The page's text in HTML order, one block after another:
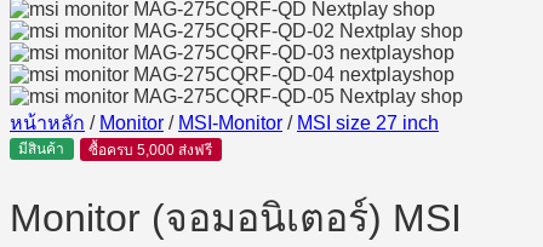
หน้าหลัก / Monitor / MSI-Monitor / MSI size 27 inch
มีสินค้า ซื้อครบ 5,000 ส่งฟรี
Monitor (จอมอนิเตอร์) MSI